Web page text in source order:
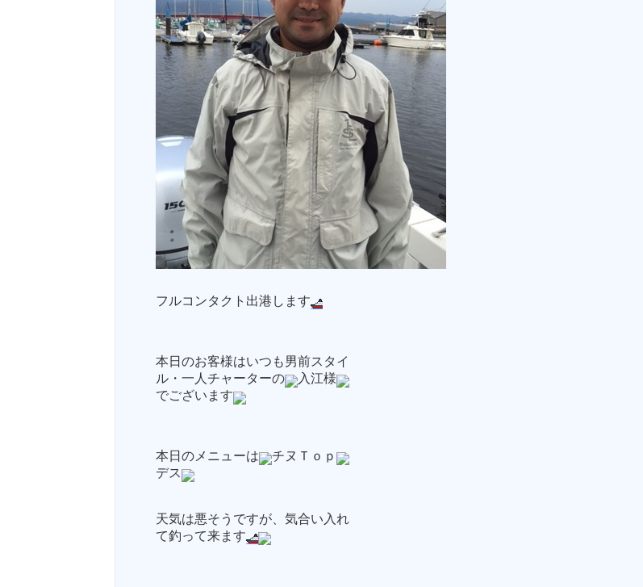
フルコンタクト出港します
本日のお客様はいつも男前スタイ
ル・一人チャーターの
入江様
でございます
本日のメニューは
チヌＴｏｐ
デス
天気は悪そうですが、気合い入れ
て釣って来ます